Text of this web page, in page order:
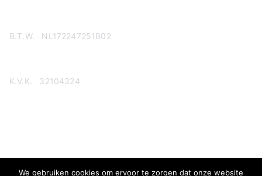
B.T.W. NL172247251B02
K.V.K. 32104324
We gebruiken cookies om ervoor te zorgen dat onze website